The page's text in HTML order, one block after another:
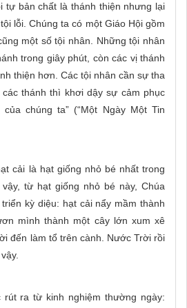
tự bản chất là thánh thiện nhưng lại
lỗi. Chúng ta có một Giáo Hội gồm
một số tội nhân. Những tội nhân
trong giây phút, còn các vị thánh
thiện hơn. Các tội nhân cần sự tha
thánh thì khơi dậy sự cảm phục
chúng ta” (“Một Ngày Một Tin
cải là hạt giống nhỏ bé nhất trong
từ hạt giống nhỏ bé này, Chúa
kỳ diệu: hạt cải nẩy mầm thành
mình thành một cây lớn xum xê
đến làm tổ trên cành. Nước Trời rồi
rút ra từ kinh nghiệm thường ngày: